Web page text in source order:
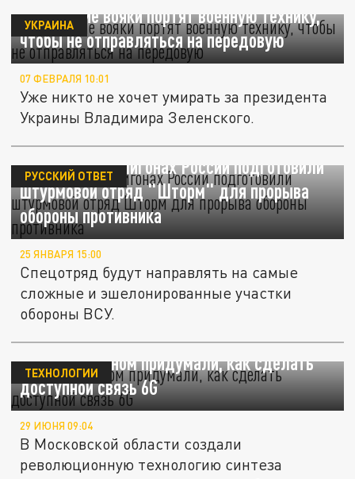
Украинские вояки портят военную технику,
чтобы не отправляться на передовую
УКРАИНА
07 ФЕВРАЛЯ 10:01
Уже никто не хочет умирать за президента
Украины Владимира Зеленского.
На военных полигонах России подготовили
штурмовой отряд "Шторм" для прорыва
обороны противника
РУССКИЙ ОТВЕТ
25 ЯНВАРЯ 15:00
Спецотряд будут направлять на самые
сложные и эшелонированные участки
обороны ВСУ.
В Долгопрудном придумали, как сделать
доступной связь 6G
ТЕХНОЛОГИИ
29 ИЮНЯ 09:04
В Московской области создали
революционную технологию синтеза